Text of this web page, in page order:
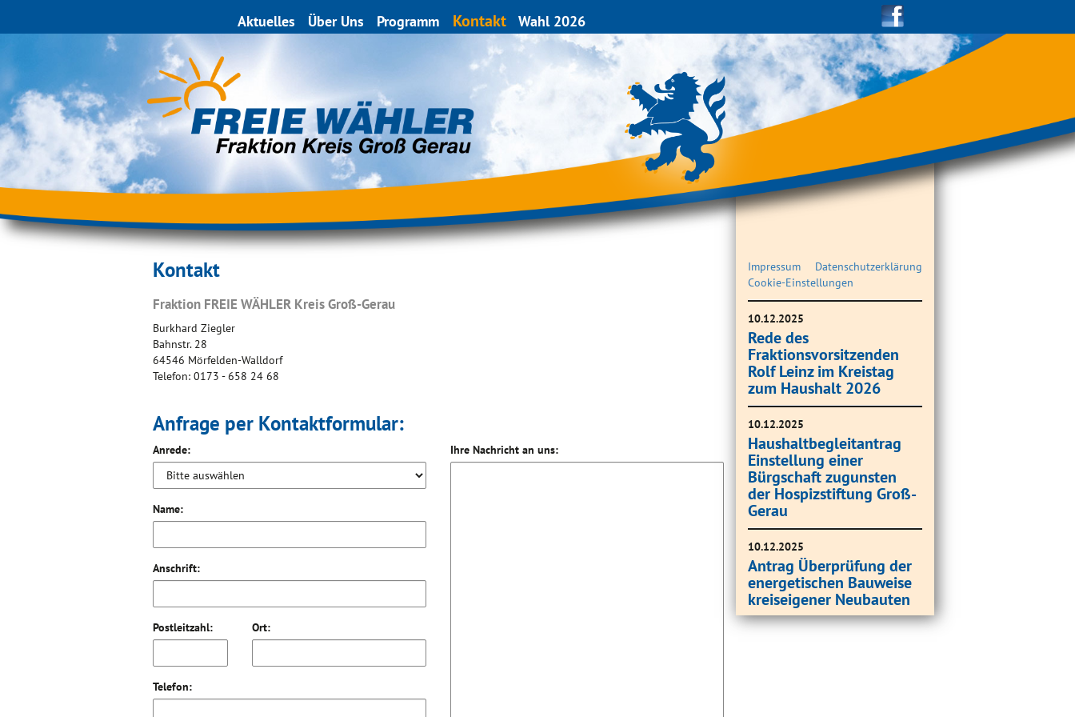
Aktuelles Über Uns Programm Kontakt Wahl 2026
Kontakt
Fraktion FREIE WÄHLER Kreis Groß-Gerau
Burkhard Ziegler
Bahnstr. 28
64546 Mörfelden-Walldorf
Telefon: 0173 - 658 24 68
Anfrage per Kontaktformular:
Anrede:
Name:
Anschrift:
Postleitzahl: Ort:
Telefon:
Ihre Nachricht an uns:
Impressum
Datenschutzerklärung
Cookie-Einstellungen
10.12.2025
Rede des
Fraktionsvorsitzenden
Rolf Leinz im Kreistag
zum Haushalt 2026
10.12.2025
Haushaltbegleitantrag
Einstellung einer
Bürgschaft zugunsten
der Hospizstiftung Groß-
Gerau
10.12.2025
Antrag Überprüfung der
energetischen Bauweise
kreiseigener Neubauten